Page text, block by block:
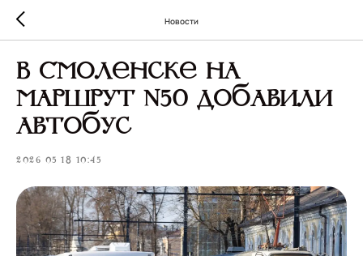
Новости
В Смоленске на
маршрут №50 добавили
автобус
2026-05-18 10:45